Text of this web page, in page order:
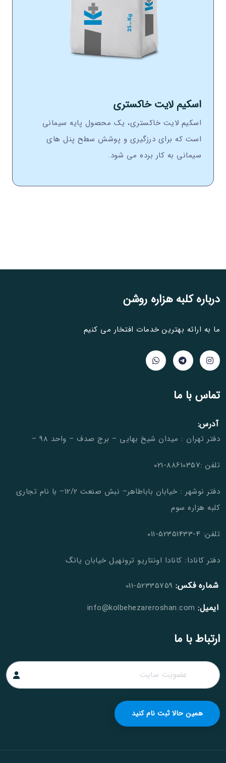
اسکیم لایت خاکستری
اسکیم لایت خاکستری، یک محصول پایه سیمانی
است که برای درزگیری و پوشش سطح پنل های
سیمانی به کار برده می شود.
درباره کلبه هزاره روشن
ما به ارائه بهترین خدمات افتخار می کنیم
تماس با ما
آدرس:
دفتر تهران : میدان شیخ بهایی – برج صدف – واحد 98 –
تلفن :88610357-021
دفتر نوشهر : خیابان باباطاهر– نبش صنعت 12/2– با نام تجاری
کلبه هزاره سوم
تلفن: 4-52351433-011
دفتر کانادا: کانادا اونتاریو ترونهیل خیابان یانگ
شماره فکس: 52335759-011
ایمیل: info@kolbehezareroshan.com
ارتباط با ما
همین حالا ثبت نام کنید